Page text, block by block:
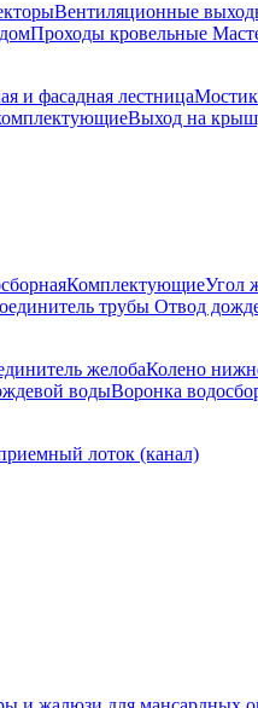
Вентиляционные
Проходы кровельные
и фасадная лестница
Выход на
КомплектующиеУгол
трубы Отвод
желобаКолено
водыВоронка
лоток (канал)